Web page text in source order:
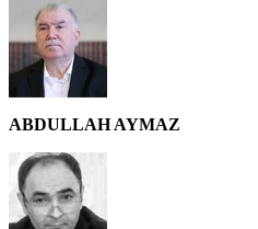
ABDULLAH AYMAZ